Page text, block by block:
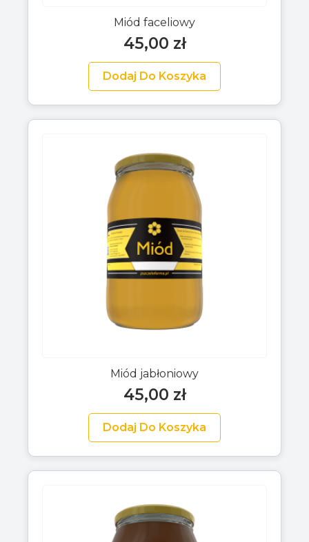
Miód faceliowy
45,00 zł
Dodaj Do Koszyka
Miód jabłoniowy
45,00 zł
Dodaj Do Koszyka